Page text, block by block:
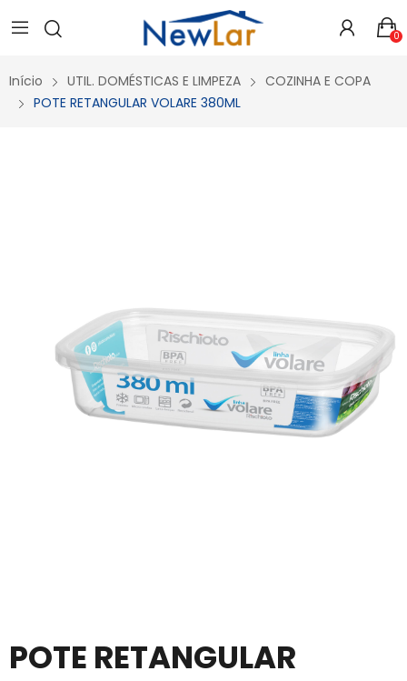
Secure crypto portfolio manager for desktops and mobile -
Visit Ledger Live
- easily manage, stake, and track assets. 0
Início UTIL. DOMÉSTICAS E LIMPEZA
COZINHA E COPA
POTE RETANGULAR VOLARE 380ML
POTE RETANGULAR